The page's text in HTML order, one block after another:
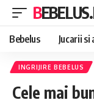
Bebelus Jucarii
INGRIJIRE BEBELUS
Cele mai